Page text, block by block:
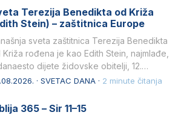
Terezija Benedikta od Križa
Stein) – zaštitnica Europe
sveta zaštitnica Terezija Benedikta
Križa rođena je kao Edith Stein, najmlađe,
dijete židovske obitelji, 12.
1891, u Wrocławu…
· SVETAC DANA · 2 minute čitanja
365 – Sir 11–15